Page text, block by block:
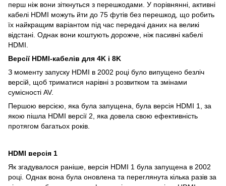
перш ніж вони зіткнуться з перешкодами. У порівнянні, активні
кабелі HDMI можуть йти до 75 футів без перешкод, що робить
їх найкращим варіантом під час передачі даних на великі
відстані. Однак вони коштують дорожче, ніж пасивні кабелі
HDMI.
Версії HDMI-кабелів для 4K і 8K
З моменту запуску HDMI в 2002 році було випущено безліч
версій, щоб триматися нарівні з розвитком та змінами
сумісності AV.
Першою версією, яка була запущена, була версія HDMI 1, за
якою пішла HDMI версії 2, яка довела свою ефективність
протягом багатьох років.
HDMI версія 1
Як згадувалося раніше, версія HDMI 1 була запущена в 2002
році. Однак вона була оновлена та переглянута кілька разів за